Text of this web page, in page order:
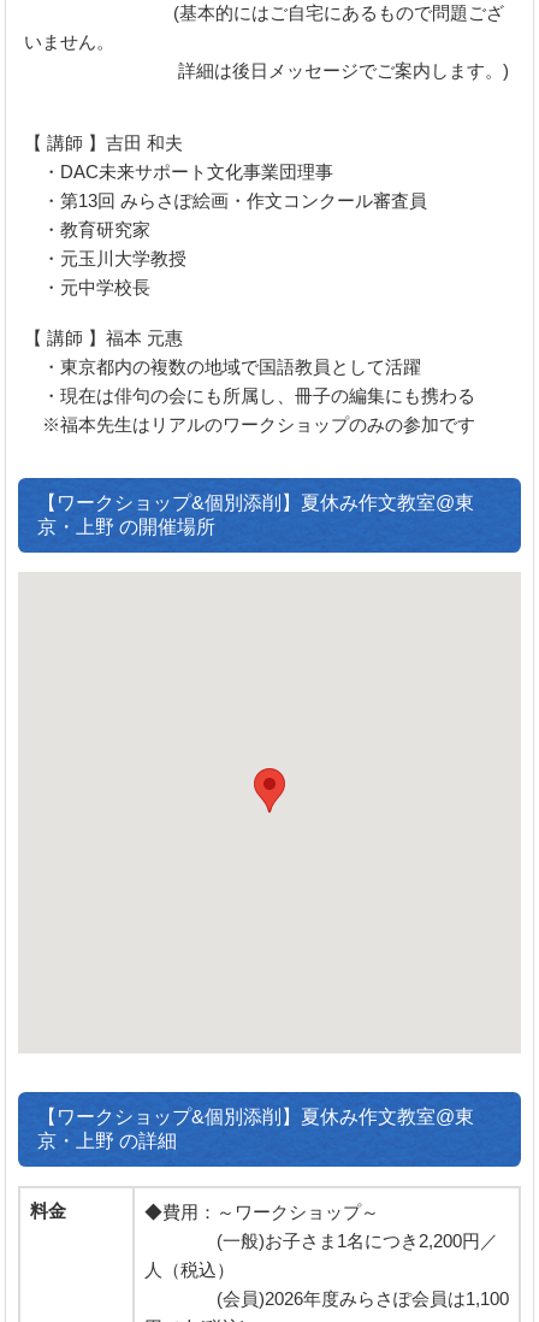
(基本的にはご自宅にあるもので問題ござ
いません。
詳細は後日メッセージでご案内します。)
【 講師 】吉田 和夫
・DAC未来サポート文化事業団理事
・第13回 みらさぽ絵画・作文コンクール審査員
・教育研究家
・元玉川大学教授
・元中学校長
【 講師 】福本 元惠
・東京都内の複数の地域で国語教員として活躍
・現在は俳句の会にも所属し、冊子の編集にも携わる
※福本先生はリアルのワークショップのみの参加です
【ワークショップ&個別添削】夏休み作文教室@東
京・上野 の開催場所
【ワークショップ&個別添削】夏休み作文教室@東
京・上野 の詳細
料金
◆費用：～ワークショップ～
(一般)お子さま1名につき2,200円／
人（税込）
(会員)2026年度みらさぽ会員は1,100